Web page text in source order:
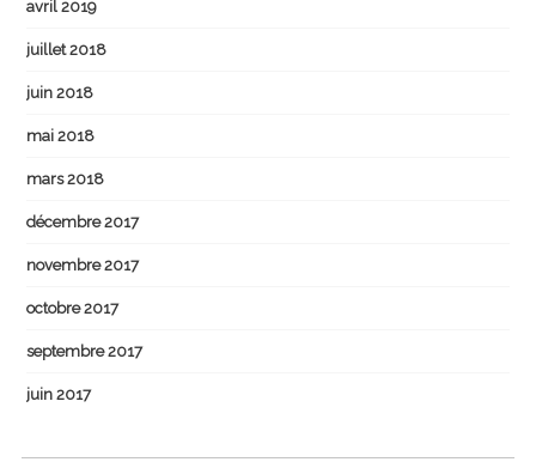
avril 2019
juillet 2018
juin 2018
mai 2018
mars 2018
décembre 2017
novembre 2017
octobre 2017
septembre 2017
juin 2017